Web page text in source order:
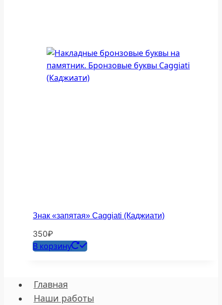
Знак «запятая» Caggiati (Каджиати)
350₽
В корзину
Главная
Наши работы